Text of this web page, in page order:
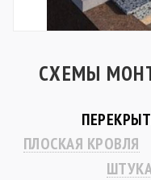
СХЕМЫ
ПЛОСКАЯ КРОВЛЯ